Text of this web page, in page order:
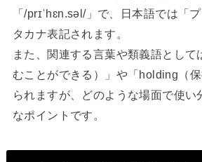
「/prɪˈhɛn.səl/」で、日本語では「
タカナ表記されます。
また、関連する言葉や類義語とし
むことができる）」や「holding（
られますが、どのような場面で使い
なポイントです。